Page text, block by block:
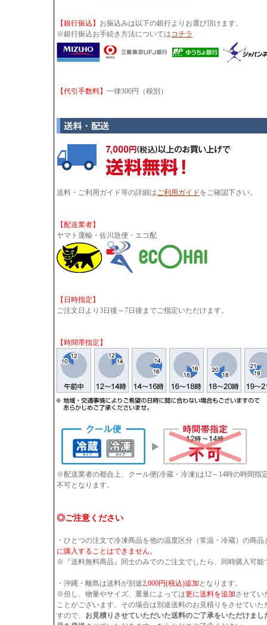
【銀行振込】 お振込みは以下の銀行よりお選び頂けます。
※銀行振込お手続き方法についてはコチラ
【代引手数料】 一律300円（税別）
送料・ご利用ガイド等の詳細はご利用ガイドをご確認下さい。
【配送業者】
ヤマト運輸・佐川急便・エコ配
【日時指定】
ご注文日より3日後～7日後までご指定いただけます。
【時間帯指定】
※配送業者の都合上、クール便(冷蔵・冷凍)は12～14時の時間
不可となります。
◎ご注意ください
・ひとつの注文で冷凍商品を他の温度区分（常温・冷蔵）の商品
に購入することはできません。
※『送料無料商品』同士のみでのご注文でしたら、同時購入可能
・沖縄・離島は送料が別途2,000円(税込)追加 となります。
※但し、物量やサイズ、重量によっては更に送料を追加させてい
ことがございます。その場合は別途送料のお見積りをさせていた
すので、 お見積りさせていただいた送料のご了承をいただけまし